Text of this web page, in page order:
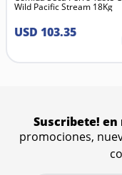
Wild Pacific Stream 18Kg
USD 103.35
Suscribete!
promociones,